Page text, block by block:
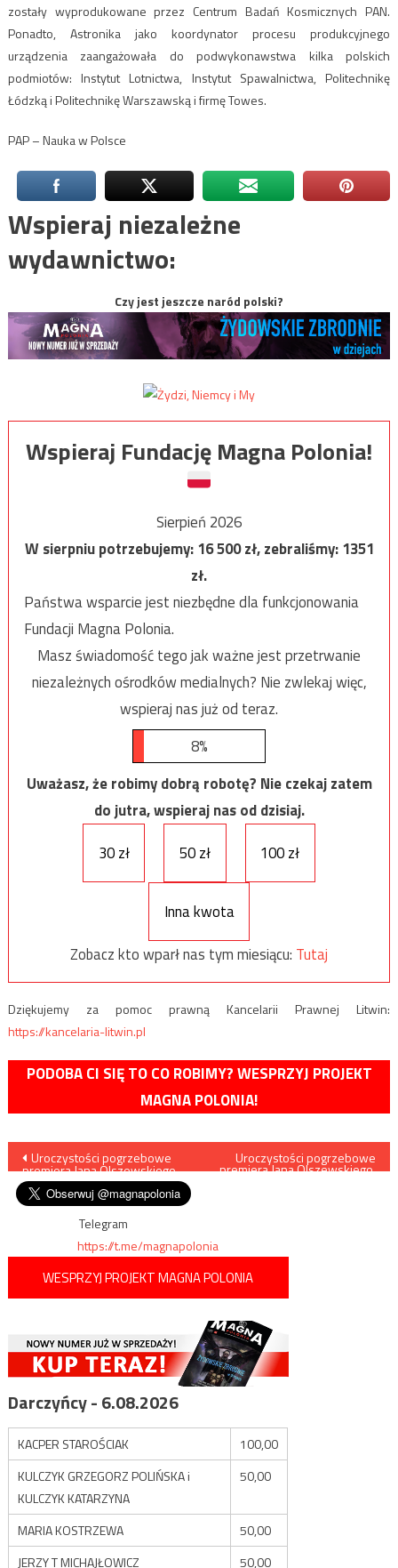
zostały wyprodukowane przez Centrum Badań Kosmicznych PAN.
Ponadto, Astronika jako koordynator procesu produkcyjnego
urządzenia zaangażowała do podwykonawstwa kilka polskich
podmiotów: Instytut Lotnictwa, Instytut Spawalnictwa, Politechnikę
Łódzką i Politechnikę Warszawską i firmę Towes.
PAP – Nauka w Polsce
Wspieraj niezależne
wydawnictwo:
Czy jest jeszcze naród polski?
Wspieraj Fundację Magna Polonia!
Sierpień 2026
W sierpniu potrzebujemy:16 500zł, zebraliśmy:1351
zł.
Państwa wsparcie jest niezbędne dla funkcjonowania
Fundacji Magna Polonia.
Masz świadomość tego jak ważne jest przetrwanie
niezależnych ośrodków medialnych? Nie zwlekaj więc,
wspieraj nas już od teraz.
8%
Uważasz, że robimy dobrą robotę? Nie czekaj zatem
do jutra, wspieraj nas od dzisiaj.
30 zł
50 zł 100 zł
Inna kwota
Zobacz kto wparł nas tym miesiącu: Tutaj
Dziękujemy za pomoc prawną Kancelarii Prawnej Litwin:
https://kancelaria-litwin.pl
PODOBA CI SIĘ TO CO ROBIMY? WESPRZYJ PROJEKT
MAGNA POLONIA!
Nawigacja
wpisu
Uroczystości pogrzebowe
premiera Jana Olszewskiego
Uroczystości pogrzebowe
premiera Jana Olszewskiego,
Telegram
https://t.me/magnapolonia
WESPRZYJ PROJEKT MAGNA POLONIA
Darczyńcy - 6.08.2026
KACPER STAROŚCIAK
100,00
KULCZYK GRZEGORZ POLIŃSKA i
KULCZYK KATARZYNA
50,00
MARIA KOSTRZEWA
50,00
JERZY T MICHAJŁOWICZ
50,00